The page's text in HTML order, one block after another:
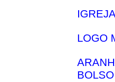
LOGO
BOLSO